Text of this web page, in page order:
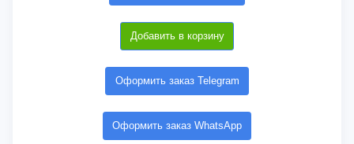
Добавить в корзину
Оформить заказ Telegram
Оформить заказ WhatsApp